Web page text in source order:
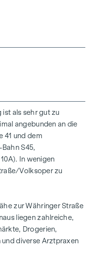
und hat eine
eines ca. 9 m2
auch durch
als 3-
zukünftig ohne
errichtet werden.
als sehr gut zu
angebunden an die
41 und dem
S45,
In wenigen
Volksoper zu
zur Währinger Straße
liegen zahlreiche,
Drogerien,
diverse Arztpraxen